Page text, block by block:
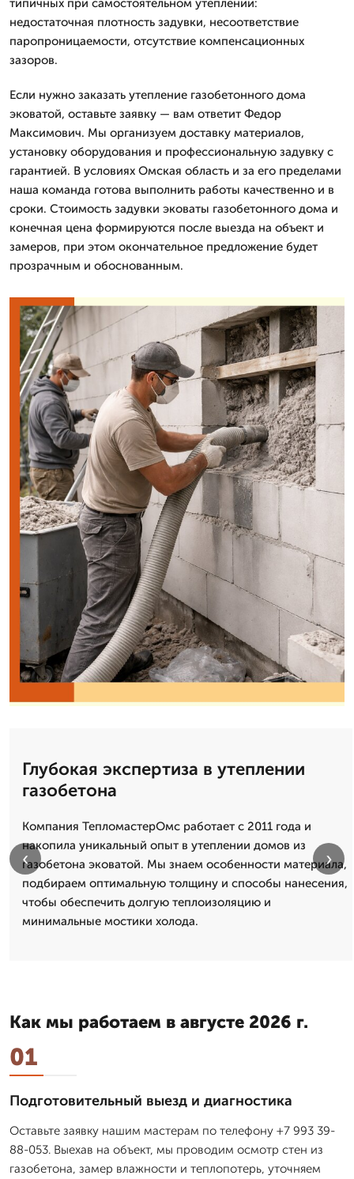
типичных при самостоятельном утеплении:
недостаточная плотность задувки, несоответствие
паропроницаемости, отсутствие компенсационных
зазоров.
Если нужно заказать утепление газобетонного дома
эковатой, оставьте заявку — вам ответит Федор
Максимович. Мы организуем доставку материалов,
установку оборудования и профессиональную задувку с
гарантией. В условиях Омская область и за его пределами
наша команда готова выполнить работы качественно и в
сроки. Стоимость задувки эковаты газобетонного дома и
конечная цена формируются после выезда на объект и
замеров, при этом окончательное предложение будет
прозрачным и обоснованным.
Глубокая экспертиза в утеплении
газобетона
Компания ТепломастерОмс работает с 2011 года и
накопила уникальный опыт в утеплении домов из
газобетона эковатой. Мы знаем особенности материала,
подбираем оптимальную толщину и способы нанесения,
чтобы обеспечить долгую теплоизоляцию и
минимальные мостики холода.
‹ ›
Как мы работаем в августе 2026 г.
01
Подготовительный выезд и диагностика
Оставьте заявку нашим мастерам по телефону +7 993 39-
88-053. Выехав на объект, мы проводим осмотр стен из
газобетона, замер влажности и теплопотерь, уточняем